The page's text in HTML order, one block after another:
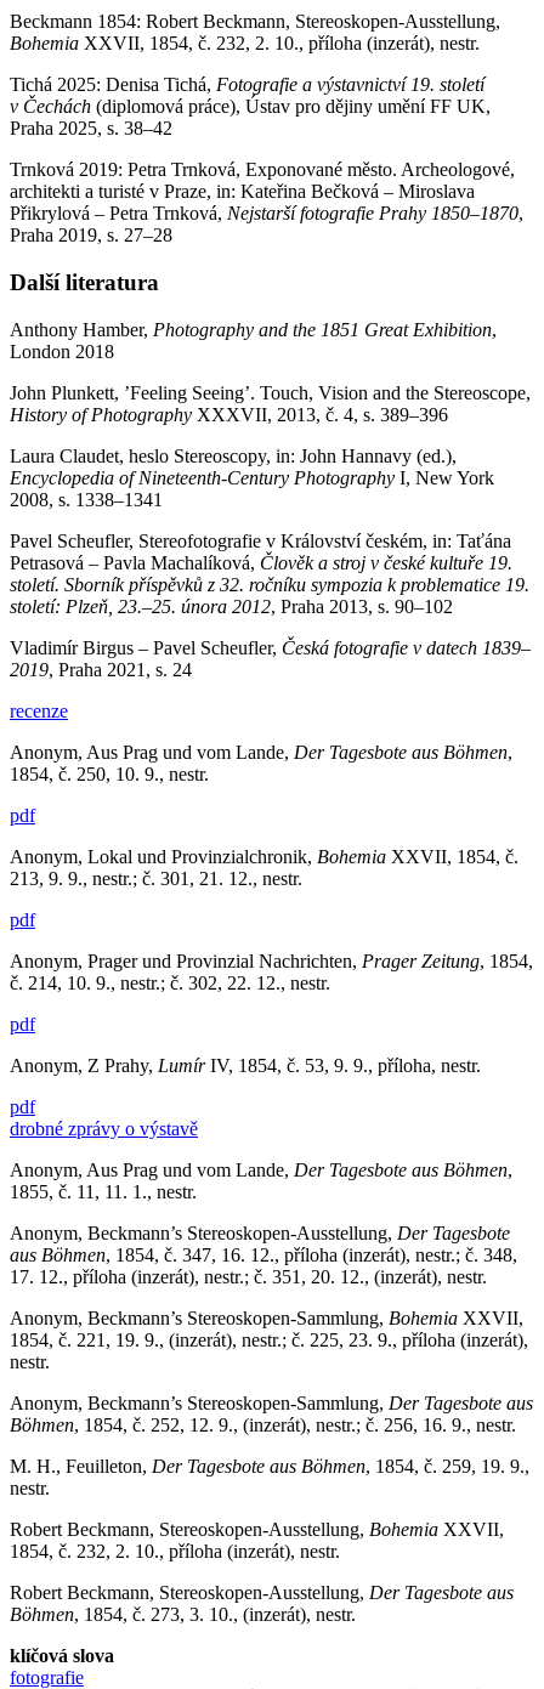
Beckmann 1854: Robert Beckmann, Stereoskopen-Ausstellung,
Bohemia XXVII, 1854, č. 232, 2. 10., příloha (inzerát), nestr.
Tichá 2025: Denisa Tichá, Fotografie a výstavnictví 19. století
v Čechách (diplomová práce), Ústav pro dějiny umění FF UK,
Praha 2025, s. 38–42
Trnková 2019: Petra Trnková, Exponované město. Archeologové,
architekti a turisté v Praze, in: Kateřina Bečková – Miroslava
Přikrylová – Petra Trnková, Nejstarší fotografie Prahy 1850–1870,
Praha 2019, s. 27–28
Další literatura
Anthony Hamber, Photography and the 1851 Great Exhibition,
London 2018
John Plunkett, ’Feeling Seeing’. Touch, Vision and the Stereoscope,
History of Photography XXXVII, 2013, č. 4, s. 389–396
Laura Claudet, heslo Stereoscopy, in: John Hannavy (ed.),
Encyclopedia of Nineteenth-Century Photography I, New York
2008, s. 1338–1341
Pavel Scheufler, Stereofotografie v Království českém, in: Taťána
Petrasová – Pavla Machalíková, Člověk a stroj v české kultuře 19.
století. Sborník příspěvků z 32. ročníku sympozia k problematice 19.
století: Plzeň, 23.–25. února 2012, Praha 2013, s. 90–102
Vladimír Birgus – Pavel Scheufler, Česká fotografie v datech 1839–
2019, Praha 2021, s. 24
recenze
Anonym, Aus Prag und vom Lande, Der Tagesbote aus Böhmen,
1854, č. 250, 10. 9., nestr.
pdf
Anonym, Lokal und Provinzialchronik, Bohemia XXVII, 1854, č.
213, 9. 9., nestr.; č. 301, 21. 12., nestr.
pdf
Anonym, Prager und Provinzial Nachrichten, Prager Zeitung, 1854,
č. 214, 10. 9., nestr.; č. 302, 22. 12., nestr.
pdf
Anonym, Z Prahy, LumírIV, 1854, č. 53, 9. 9., příloha, nestr.
pdf
drobné zprávy o výstavě
Anonym, Aus Prag und vom Lande, Der Tagesbote aus Böhmen,
1855, č. 11, 11. 1., nestr.
Anonym, Beckmann’s Stereoskopen-Ausstellung, Der Tagesbote
aus Böhmen, 1854, č. 347, 16. 12., příloha (inzerát), nestr.; č. 348,
17. 12., příloha (inzerát), nestr.; č. 351, 20. 12., (inzerát), nestr.
Anonym, Beckmann’s Stereoskopen-Sammlung, Bohemia XXVII,
1854, č. 221, 19. 9., (inzerát), nestr.; č. 225, 23. 9., příloha (inzerát),
nestr.
Anonym, Beckmann’s Stereoskopen-Sammlung, Der Tagesbote aus
Böhmen, 1854, č. 252, 12. 9., (inzerát), nestr.; č. 256, 16. 9., nestr.
M. H., Feuilleton, Der Tagesbote aus Böhmen, 1854, č. 259, 19. 9.,
nestr.
Robert Beckmann, Stereoskopen-Ausstellung, Bohemia XXVII,
1854, č. 232, 2. 10., příloha (inzerát), nestr.
Robert Beckmann, Stereoskopen-Ausstellung, Der Tagesbote aus
Böhmen, 1854, č. 273, 3. 10., (inzerát), nestr.
klíčová slova
fotografie